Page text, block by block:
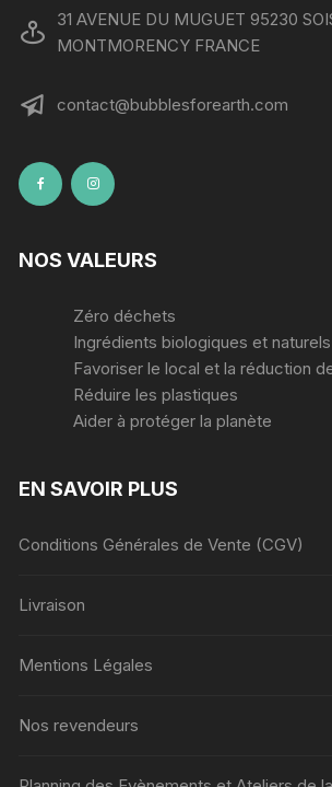
31 AVENUE DU MUGUET 95230
MONTMORENCY FRANCE
contact@bubblesforearth.com
NOS VALEURS
Zéro déchets
Ingrédients biologiques et naturels
Favoriser le local et la réduction
Réduire les plastiques
Aider à protéger la planète
EN SAVOIR PLUS
Conditions Générales de Vente (CGV)
Livraison
Mentions Légales
Nos revendeurs